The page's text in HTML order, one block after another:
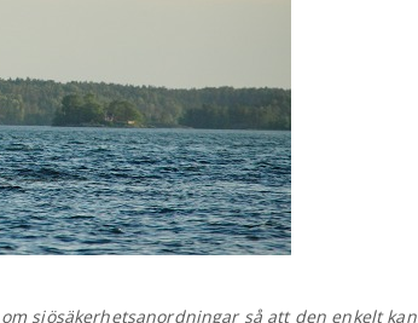
sjösäkerhetsanordningar så att den enkelt kan